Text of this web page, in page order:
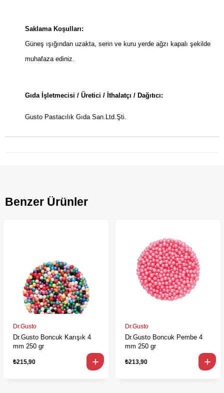
Saklama Koşulları:
Güneş ışığından uzakta, serin ve kuru yerde ağzı kapalı şekilde
muhafaza ediniz.
Gıda İşletmecisi / Üretici / İthalatçı / Dağıtıcı:
Gusto Pastacılık Gıda San.Ltd.Şti.
Benzer Ürünler
Dr.Gusto
Dr.Gusto Boncuk Karışık 4
mm 250 gr
₺215,90
Dr.Gusto
Dr.Gusto Boncuk Pembe 4
mm 250 gr
₺213,90